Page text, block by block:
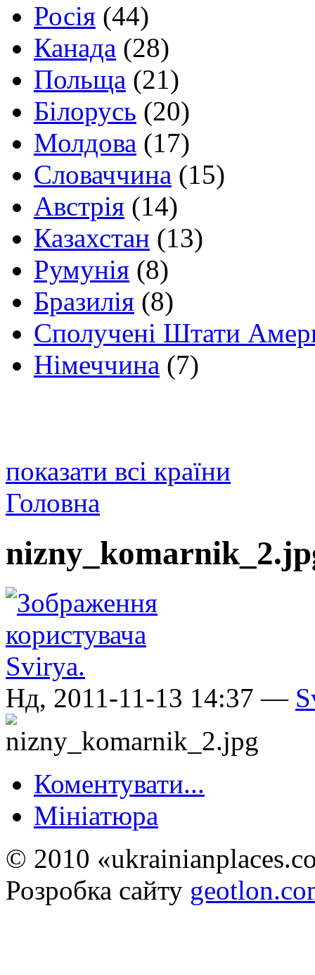
Росія (44)
Канада (28)
Польща (21)
Білорусь (20)
Молдова (17)
Словаччина (15)
Австрія (14)
Казахстан (13)
Румунія (8)
Бразилія (8)
Сполучені Штати
Німеччина (7)
показати всі країни
Головна
Нд, 2011-11-13 14:37 —
Коментувати...
Мініатюра
© 2010
Розробка сайту